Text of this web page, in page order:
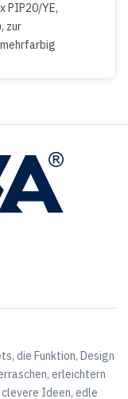
PIP20/YE,
zur
die Funktion, Design
erleichtern
Ideen, edle